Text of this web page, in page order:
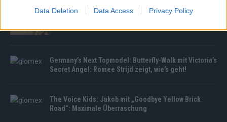
Data Deletion Data Access Privacy Policy
Feuer-Hölle in Spanien: Deutsche Einsatzkräfte
Germany’s Next Topmodel: Butterfly-Walk mit Victoria’s
Secret Angel: Romee Strijd zeigt, wie’s geht!
The Voice Kids: Jakob mit „Goodbye Yellow Brick
Road“: Maximale Überraschung